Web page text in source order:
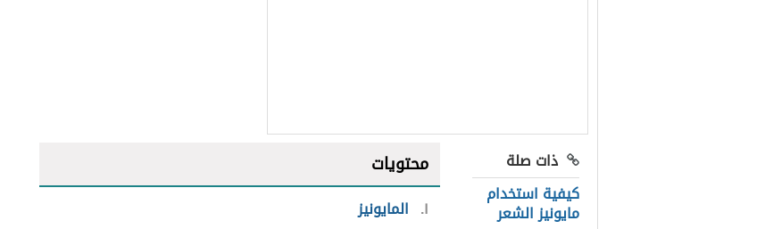
ذات صلة
كيفية استخدام
مايونيز الشعر
محتويات
١ المايونيز